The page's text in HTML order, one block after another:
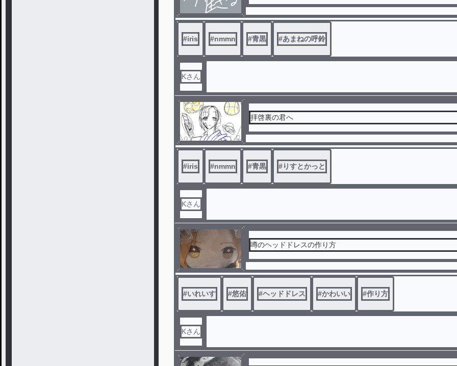
#iris #nmmn #青黒 #あまねの呼鈴
Kさん
拝啓裏の君へ
#iris #nmmn #青黒 #りすとかっと
Kさん
噂のヘッドドレスの作り方
#いれいす #悠佑 #ヘッドドレス #かわいい #作り方
Kさん